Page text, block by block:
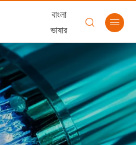
বাংলা
ভাষার
 